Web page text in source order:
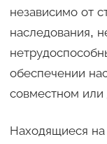
независимо от
наследования,
обеспечении
совместном
Находящиеся